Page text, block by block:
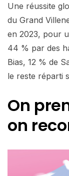
Une réussite
du Grand
en 2023, pour
44 % par des
Bias, 12 % de
le reste réparti
On
on